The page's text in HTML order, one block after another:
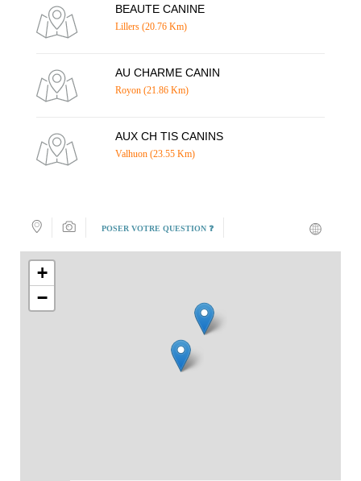
BEAUTE CANINE
Lillers (20.76 Km)
AU CHARME CANIN
Royon (21.86 Km)
AUX CH TIS CANINS
Valhuon (23.55 Km)
POSER VOTRE QUESTION ❓
+
−